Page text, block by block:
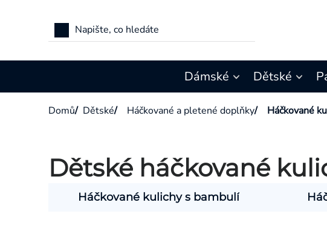
Dámské Dětské
Domů/ Dětské/ Háčkované a pletené doplňky/ Háčkované
Dětské háčkované
Háčkované kulichy s bambulí